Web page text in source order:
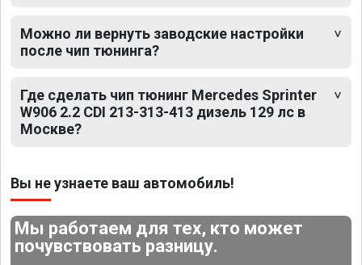
Можно ли вернуть заводские настройки
после чип тюнинга?
Где сделать чип тюнинг Mercedes Sprinter
W906 2.2 CDI 213-313-413 дизель 129 лс в
Москве?
Вы не узнаете ваш автомобиль!
Мы работаем для тех, кто может
почувствовать разницу.